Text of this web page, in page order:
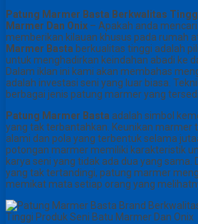
Patung Marmer Basta Berkwalitas
Marmer Dan Onix – Apakah anda
memberikan kilauan khusus pada rumah
Marmer Basta berkualitas tinggi adalah
untuk menghadirkan keindahan abadi ke
Dalam iklan ini kami akan membahas
adalah investasi seni yang luar biasa.
berbagai jenis patung marmer yang
Patung Marmer Basta adalah simbol
yang tak terbantahkan. Keunikan marmer
alami dan pola yang terbentuk selama
potongan marmer memiliki karakteristik
karya seni yang tidak ada dua yang sama.
yang tak tertandingi, patung marmer
memikat mata setiap orang yang